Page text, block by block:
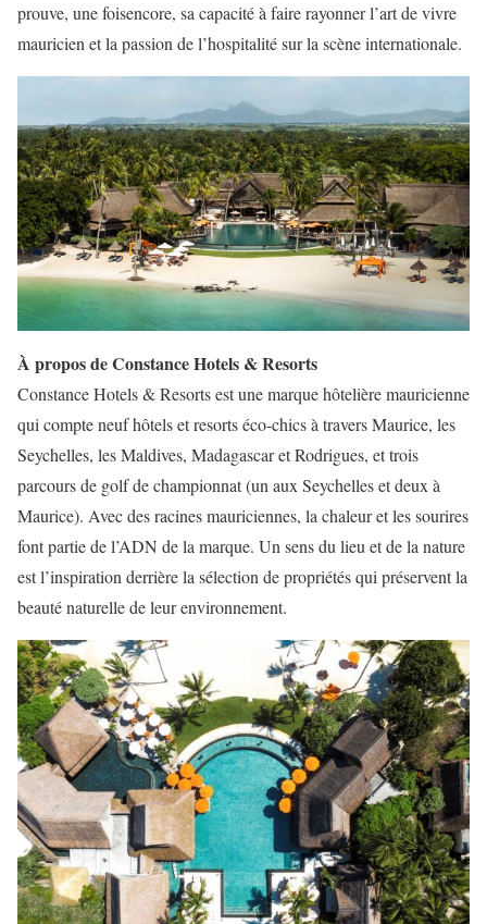
prouve, une foisencore, sa capacité à faire rayonner l’art de vivre
mauricien et la passion de l’hospitalité sur la scène internationale.
À propos de Constance Hotels & Resorts
Constance Hotels & Resorts est une marque hôtelière mauricienne
qui compte neuf hôtels et resorts éco-chics à travers Maurice, les
Seychelles, les Maldives, Madagascar et Rodrigues, et trois
parcours de golf de championnat (un aux Seychelles et deux à
Maurice). Avec des racines mauriciennes, la chaleur et les sourires
font partie de l’ADN de la marque. Un sens du lieu et de la nature
est l’inspiration derrière la sélection de propriétés qui préservent la
beauté naturelle de leur environnement.